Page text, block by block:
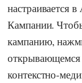
настраивается
Кампании.
кампанию,
открывающемся
контекстно-